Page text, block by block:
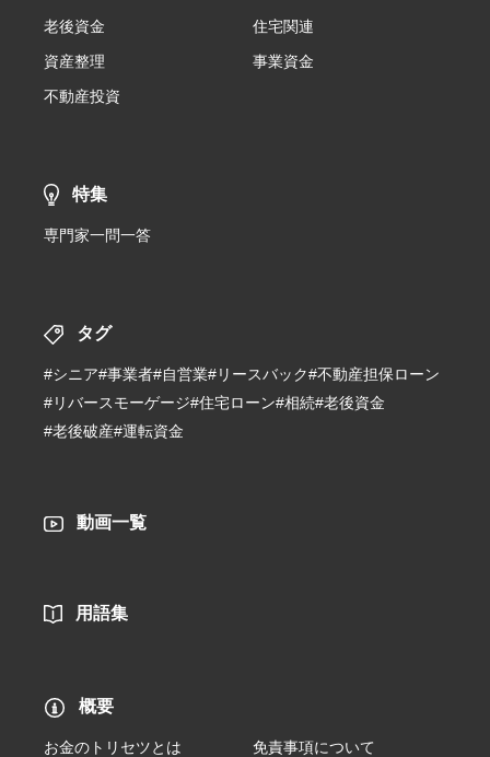
老後資金
住宅関連
資産整理
事業資金
不動産投資
特集
専門家一問一答
タグ
#シニア#事業者#自営業#リースバック#不動産担保ローン
#リバースモーゲージ#住宅ローン#相続#老後資金
#老後破産#運転資金
動画一覧
用語集
概要
お金のトリセツとは 免責事項について